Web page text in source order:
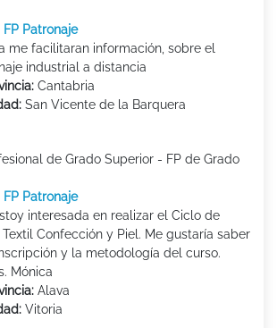
Patronaje
me facilitaran información, sobre el
industrial a distancia
Cantabria
San Vicente de la Barquera
de Grado Superior - FP de Grado
Patronaje
interesada en realizar el Ciclo de
Confección y Piel. Me gustaría saber
y la metodología del curso.
Mónica
Alava
Vitoria